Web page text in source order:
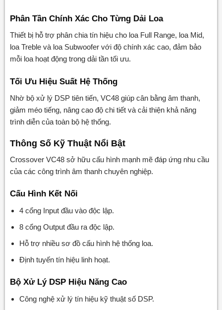
Phân Tần Chính Xác Cho Từng Dải Loa
Thiết bị hỗ trợ phân chia tín hiệu cho loa Full Range, loa Mid,
loa Treble và loa Subwoofer với độ chính xác cao, đảm bảo
mỗi loa hoạt động trong dải tần tối ưu.
Tối Ưu Hiệu Suất Hệ Thống
Nhờ bộ xử lý DSP tiên tiến, VC48 giúp cân bằng âm thanh,
giảm méo tiếng, nâng cao độ chi tiết và cải thiện khả năng
trình diễn của toàn bộ hệ thống.
Thông Số Kỹ Thuật Nổi Bật
Crossover VC48 sở hữu cấu hình mạnh mẽ đáp ứng nhu cầu
của các công trình âm thanh chuyên nghiệp.
Cấu Hình Kết Nối
4 cổng Input đầu vào độc lập.
8 cổng Output đầu ra độc lập.
Hỗ trợ nhiều sơ đồ cấu hình hệ thống loa.
Định tuyến tín hiệu linh hoạt.
Bộ Xử Lý DSP Hiệu Năng Cao
Công nghệ xử lý tín hiệu kỹ thuật số DSP.